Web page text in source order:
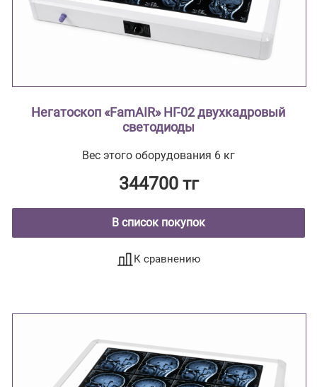
Негатоскоп «FamAIR» НГ-02 двухкадровый
светодиоды
Вес этого оборудования 6 кг
344700 тг
В список покупок
К сравнению